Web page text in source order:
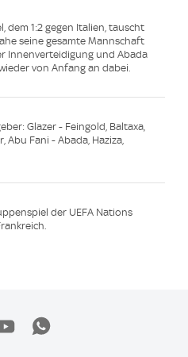
dem 1:2 gegen Italien, tauscht
seine gesamte Mannschaft
Innenverteidigung und Abada
von Anfang an dabei.
Glazer - Feingold, Baltaxa,
Abu Fani - Abada, Haziza,
der UEFA Nations